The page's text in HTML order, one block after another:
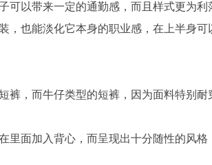
以带来一定的通勤感，而且样式更为利
，也能淡化它本身的职业感，在上半身可
裤，而牛仔类型的短裤，因为面料特别耐
里面加入背心，而呈现出十分随性的风格